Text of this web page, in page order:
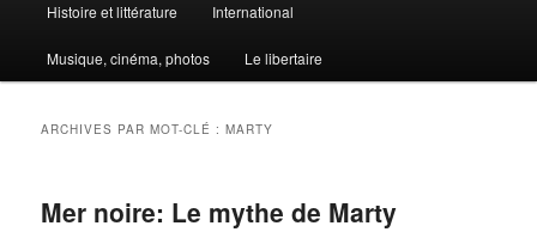
Histoire et littérature International
Musique, cinéma, photos Le libertaire
ARCHIVES PAR MOT-CLÉ :MARTY
Mer noire: Le mythe de Marty